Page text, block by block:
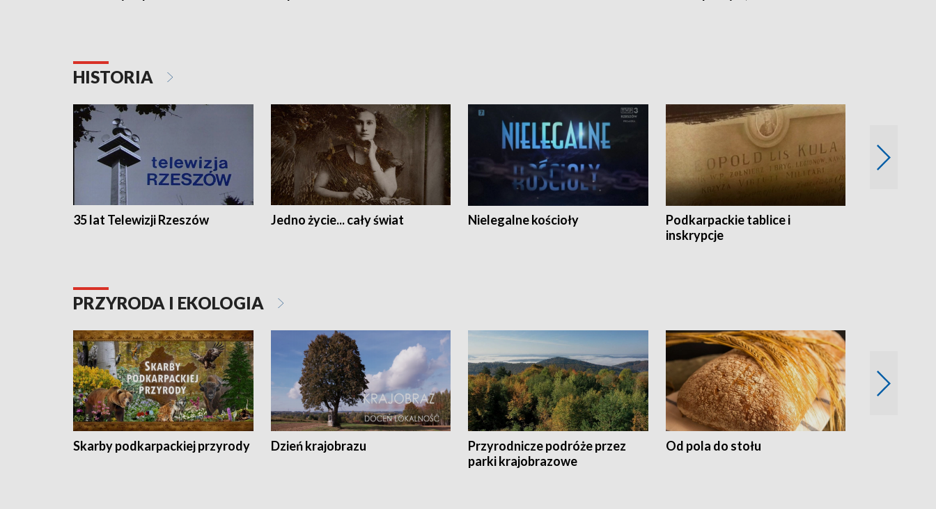
HISTORIA
35 lat Telewizji Rzeszów Jedno życie... cały świat Nielegalne kościoły
Podkarpackie tablice i
inskrypcje
PRZYRODA I EKOLOGIA
Skarby podkarpackiej przyrody Dzień krajobrazu
Przyrodnicze podróże przez
parki krajobrazowe
Od pola do stołu